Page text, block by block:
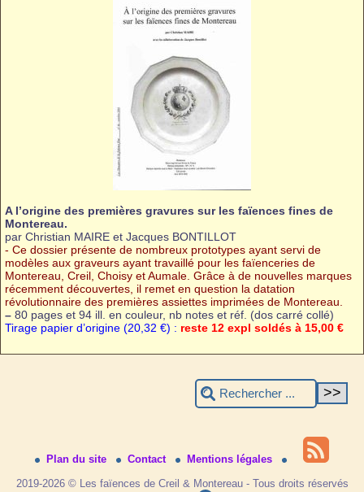
A l’origine des premières gravures sur les faïences fines de
Montereau.
par Christian MAIRE et Jacques BONTILLOT
- Ce dossier présente de nombreux prototypes ayant servi de
modèles aux graveurs ayant travaillé pour les faïenceries de
Montereau, Creil, Choisy et Aumale. Grâce à de nouvelles marques
récemment découvertes, il remet en question la datation
révolutionnaire des premières assiettes imprimées de Montereau.
– 80 pages et 94 ill. en couleur, nb notes et réf. (dos carré collé)
Tirage papier d’origine (20,32 €) : reste 12 expl soldés à 15,00 €
Plan du site Contact
Mentions légales
2019-2026 © Les faïences de Creil & Montereau - Tous droits réservés